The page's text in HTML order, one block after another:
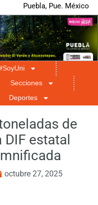
Puebla, Pue. México
Secciones
Deportes
de
estatal
octubre 27, 2025